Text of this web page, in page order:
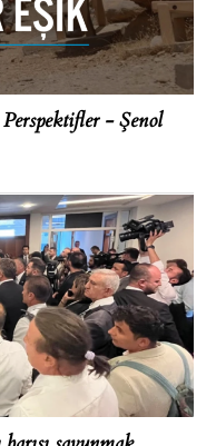
- Şenol